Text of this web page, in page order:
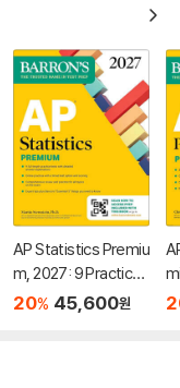
AP Statistics Premiu
m, 2027: 9 Practice
Tests + Comprehe
20% 45,600원